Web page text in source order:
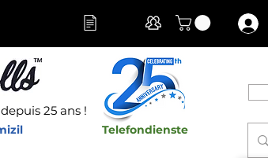
25 ans !
Telefondienste